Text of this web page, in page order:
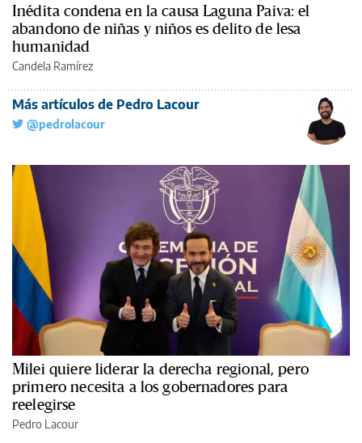
Inédita condena en la causa Laguna Paiva: el
abandono de niñas y niños es delito de lesa
humanidad
Candela Ramírez
Más artículos de Pedro Lacour
@pedrolacour
Milei quiere liderar la derecha regional, pero
primero necesita a los gobernadores para
reelegirse
Pedro Lacour